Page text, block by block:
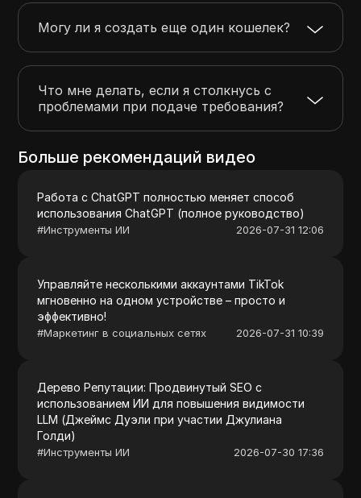
Могу ли я создать еще один кошелек?
Что мне делать, если я столкнусь с
проблемами при подаче требования?
Больше рекомендаций видео
Работа с ChatGPT полностью меняет способ
использования ChatGPT (полное руководство)
#Инструменты ИИ 2026-07-31 12:06
Управляйте несколькими аккаунтами TikTok
мгновенно на одном устройстве – просто и
эффективно!
#Маркетинг в социальных сетях 2026-07-31 10:39
Дерево Репутации: Продвинутый SEO с
использованием ИИ для повышения видимости
LLM (Джеймс Дуэли при участии Джулиана
Голди)
#Инструменты ИИ 2026-07-30 17:36